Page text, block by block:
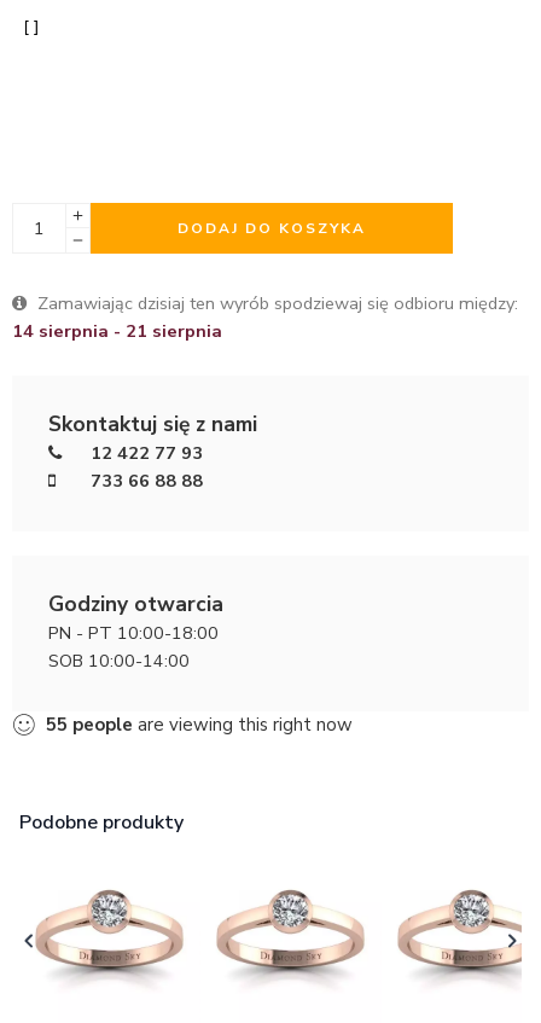
DODAJ DO KOSZYKA
Zamawiając dzisiaj ten wyrób spodziewaj się odbioru między:
14 sierpnia - 21 sierpnia
Skontaktuj się z nami
12 422 77 93
733 66 88 88
Godziny otwarcia
PN - PT 10:00-18:00
SOB 10:00-14:00
55 people are viewing this right now
Podobne produkty